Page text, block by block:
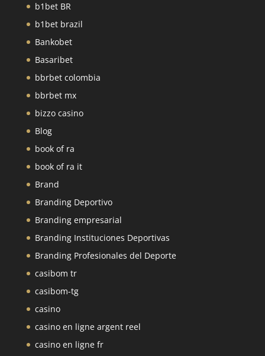
b1bet BR
b1bet brazil
Bankobet
Basaribet
bbrbet colombia
bbrbet mx
bizzo casino
Blog
book of ra
book of ra it
Brand
Branding Deportivo
Branding empresarial
Branding Instituciones Deportivas
Branding Profesionales del Deporte
casibom tr
casibom-tg
casino
casino en ligne argent reel
casino en ligne fr